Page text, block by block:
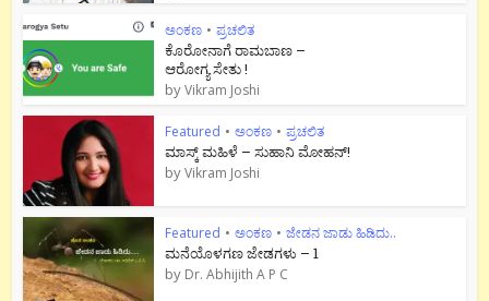
ಅಂಕಣ • ಪ್ರಚಲಿತ
ಕೊರೋನಾಗೆ ರಾಮಬಾಣ –
ಆರೋಗ್ಯ ಸೇತು !
byVikram Joshi
Featured • ಅಂಕಣ • ಪ್ರಚಲಿತ
ಮಾಸ್ಕ್ ಮಹಿಳೆ – ಸುಹಾನಿ ಮೋಹನ್!
byVikram Joshi
Featured • ಅಂಕಣ • ಜೇಡನ ಜಾಡು ಹಿಡಿದು..
ಮನೆಯೊಳಗಣ ಜೇಡಗಳು – 1
by Dr. Abhijith A P C